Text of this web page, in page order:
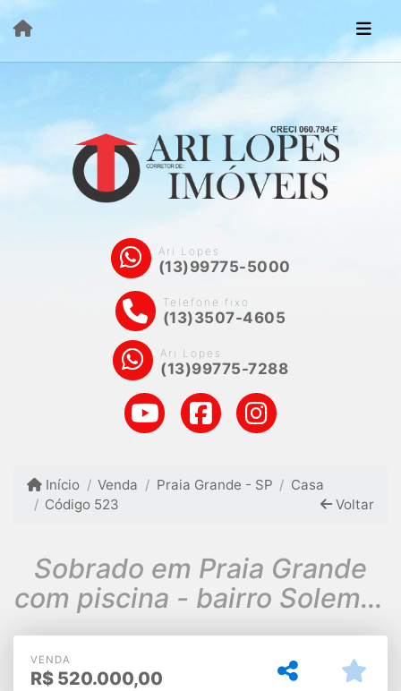
Ari Lopes
(13)99775-5000
Telefone fixo
(13)3507-4605
Ari Lopes
(13)99775-7288
Início Venda Praia Grande - SP
Casa
Código 523
Voltar
Sobrado em Praia Grande
com piscina - bairro Solemar
- 3 min da praia!!!!
VENDA
R$ 520.000,00